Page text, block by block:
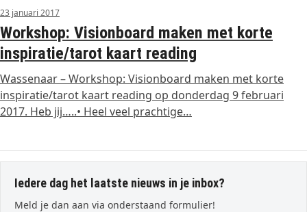
23 januari 2017
Workshop: Visionboard maken met korte
inspiratie/tarot kaart reading
Wassenaar – Workshop: Visionboard maken met korte
inspiratie/tarot kaart reading op donderdag 9 februari
2017. Heb jij…..• Heel veel prachtige…
Iedere dag het laatste nieuws in je inbox?
Meld je dan aan via onderstaand formulier!